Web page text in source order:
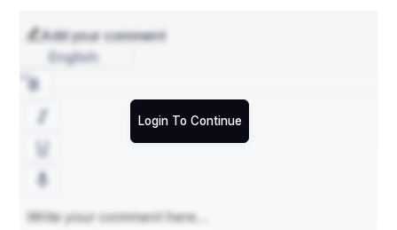
Add your comment
Login To Continue
English